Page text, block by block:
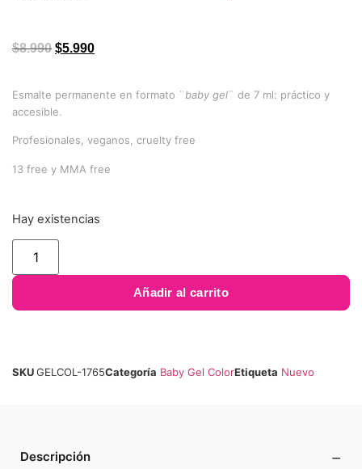
avaloración
$8.990 $5.990
Esmalte permanente en formato ¨baby gel¨ de 7 ml: práctico y
accesible.
Profesionales, veganos, cruelty free
13 free y MMA free
Hay existencias
Añadir al carrito
SKUGELCOL-1765Categoría Baby Gel ColorEtiqueta Nuevo
Descripción −